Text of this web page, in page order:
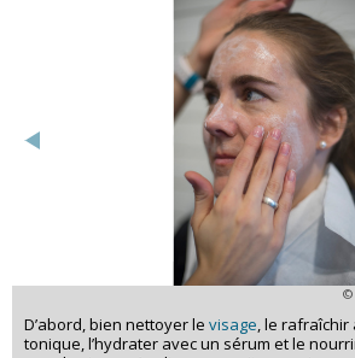
©
D’abord, bien nettoyer le visage, le rafraîchir
tonique, l’hydrater avec un sérum et le